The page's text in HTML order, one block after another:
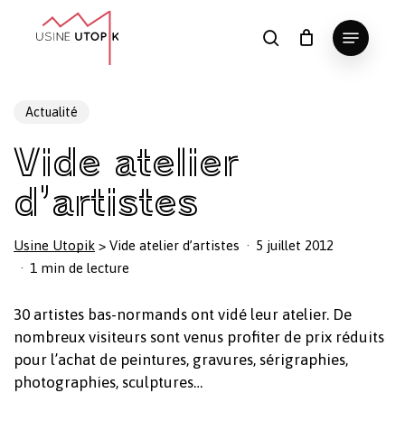
search
Menu
Panier Fermer
le
Actualité
Vide atelier
d’artistes
Usine Utopik > Vide atelier d’artistes
5 juillet 2012
1 min de lecture
30 artistes bas-normands ont vidé leur atelier. De
nombreux visiteurs sont venus profiter de prix réduits
pour l’achat de peintures, gravures, sérigraphies,
photographies, sculptures…
Close